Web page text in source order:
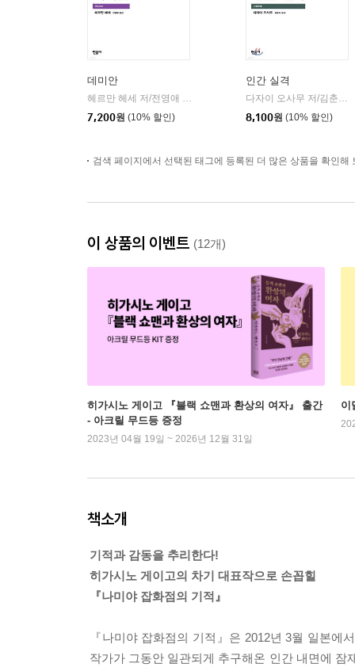
데미안
헤르만 헤세 저/전영애 역
7,200원 (10% 할인)
인간 실격
다자이 오사무 저/김춘미 역
8,100원 (10% 할인)
검색 페이지에서 선택된 태그에 등록된 더 많은 상품을 확인해
이 상품의 이벤트 (12개)
히가시노 게이고 『블랙 쇼맨과 환상의 여자』 출간
- 아크릴 무드등 증정
2023년 04월 19일 ~ 2026년 12월 31일
이
책소개
기적과 감동을 추리한다!
히가시노 게이고의 차기 대표작으로 손꼽힐
『나미야 잡화점의 기적』
『나미야 잡화점의 기적』은 2012년 3월 일본
작가가 그동안 일관되게 추구해온 인간 내면에